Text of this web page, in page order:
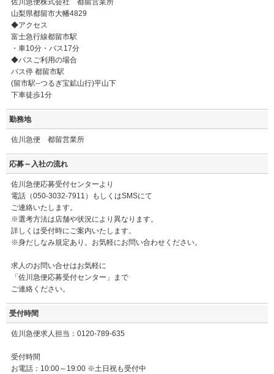
佐川急便株式会社 都留営業所
山梨県都留市大幡4829
◆アクセス
富士急行線都留市駅
・車10分・バス17分
◆バスご利用の場合
バス停 都留市駅
(留市駅--つるぎ宝鉱山行)平山下
下車徒歩1分
勤務地
佐川急便 都留営業所
応募～入社の流れ
佐川急便応募受付センターより
電話（050-3032-7911）もしくはSMSにて
ご連絡いたします。
※選考方法は店舗や状況により異なります。
詳しくは受付時にご案内いたします。
※身だしなみ規定あり。お気軽にお問い合わせください。
求人のお問い合せはお気軽に
「佐川急便応募受付センター」まで
ご連絡ください。
受付時間
佐川急便求人担当：0120-789-635
受付時間
お電話：10:00～19:00 ※土日祝も受付中